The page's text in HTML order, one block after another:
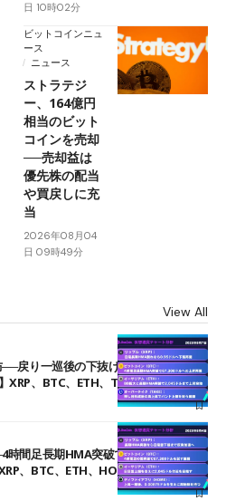
日 10時02分
ビットコインニュ
ース
ニュース
ストラテジ
ー、164億円
相当のビット
コインを売却
──売却益は
優先株の配当
や買戻しに充
当
2026年08月04
日 09時49分
View All
戻り一巡後の下抜けで0.95ドルを試
XRP、BTC、ETH、TAKE
時間足長期HMA突破で雲下端を目指す
、BTC、ETH、HOME